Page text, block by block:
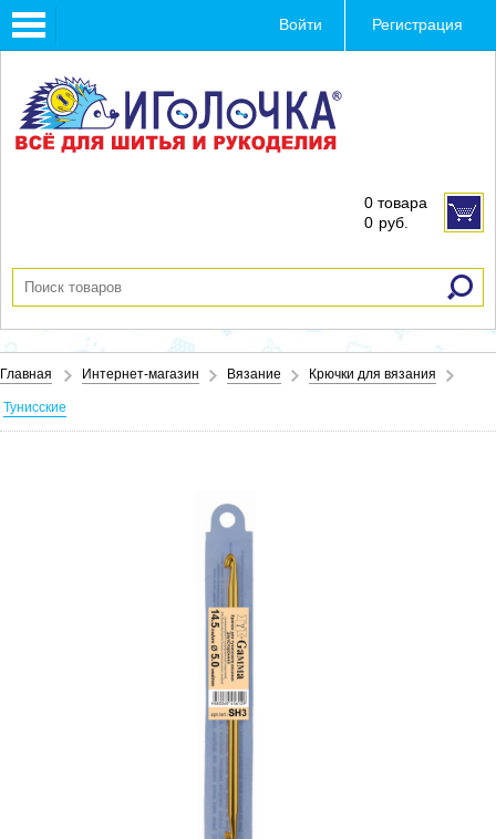
Toggle
navigation
Войти Регистрация
0 товара
0 руб.
Главная Интернет-магазин Вязание Крючки для вязания
Тунисские